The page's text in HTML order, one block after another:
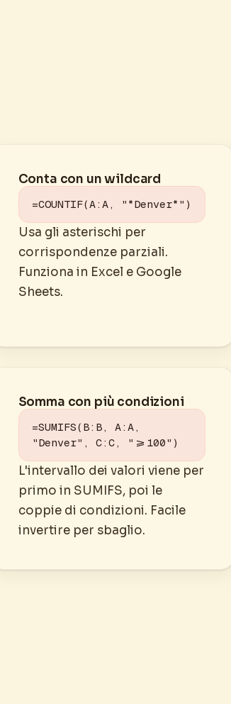
Conta con un wildcard
=COUNTIF(A:A, "*Denver*")
Usa gli asterischi per
corrispondenze parziali.
Funziona in Excel e Google
Sheets.
Somma con più condizioni
=SUMIFS(B:B, A:A,
"Denver", C:C, ">=100")
L'intervallo dei valori viene per
primo in SUMIFS, poi le
coppie di condizioni. Facile
invertire per sbaglio.